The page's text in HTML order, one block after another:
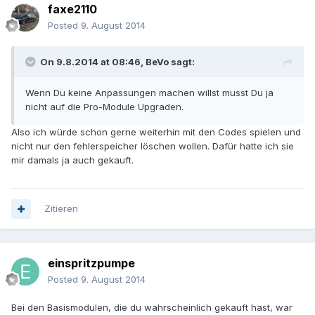
faxe2110
Posted 9. August 2014
On 9.8.2014 at 08:46, BeVo sagt:
Wenn Du keine Anpassungen machen willst musst Du ja
nicht auf die Pro-Module Upgraden.
Also ich würde schon gerne weiterhin mit den Codes spielen und
nicht nur den fehlerspeicher löschen wollen. Dafür hatte ich sie
mir damals ja auch gekauft.
Zitieren
einspritzpumpe
Posted 9. August 2014
Bei den Basismodulen, die du wahrscheinlich gekauft hast, war